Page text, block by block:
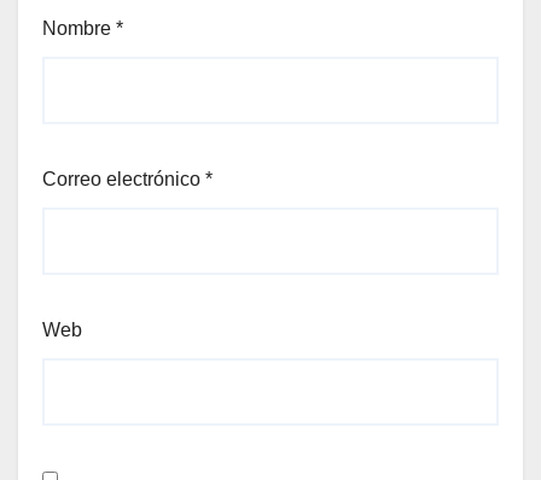
Nombre *
Correo electrónico *
Web